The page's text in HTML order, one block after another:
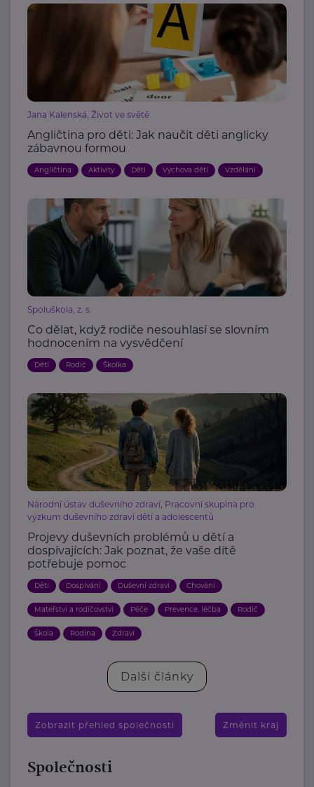
Jana Kalenská, Život ve světě
Angličtina pro děti: Jak naučit děti anglicky
zábavnou formou
Angličtina Aktivity Děti Výchova dětí Vzdělání
Spoluškola, z. s.
Co dělat, když rodiče nesouhlasí se slovním
hodnocením na vysvědčení
Děti Rodič Školka
Národní ústav duševního zdraví, Pracovní skupina pro
výzkum duševního zdraví dětí a adolescentů
Projevy duševních problémů u dětí a
dospívajících: Jak poznat, že vaše dítě
potřebuje pomoc
Děti Dospívání Duševní zdraví Chování
Mateřství a rodičovství Péče Prevence, léčba Rodič
Škola Rodina Zdraví
Další články
Zobrazit přehled společností Změnit kraj
Společnosti